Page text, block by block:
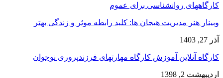
کارگاههای روانشناسی برای عموم
وبینار هنر مدیریت هیجان ها: کلید رابطه موثر و زندگی بهتر
آذر 27, 1403
کارگاه آنلاین آموزش کارگاه مهارتهای فرزندپروری نوجوان
اردیبهشت 2, 1398